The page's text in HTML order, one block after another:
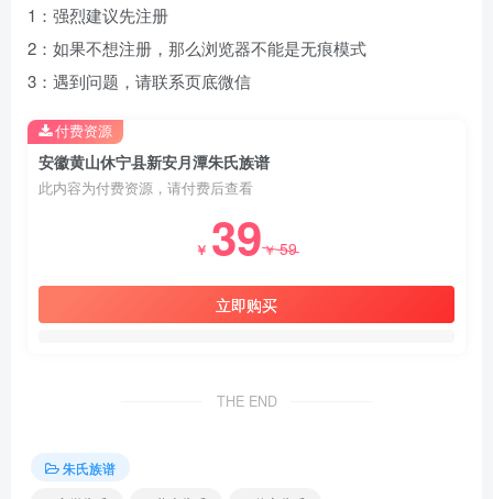
1：强烈建议先注册
2：如果不想注册，那么浏览器不能是无痕模式
3：遇到问题，请联系页底微信
安徽黄山休宁县新安月潭朱氏族谱
此内容为付费资源，请付费后查看
￥ 39￥59
立即购买
付费资源
THE END
朱氏族谱